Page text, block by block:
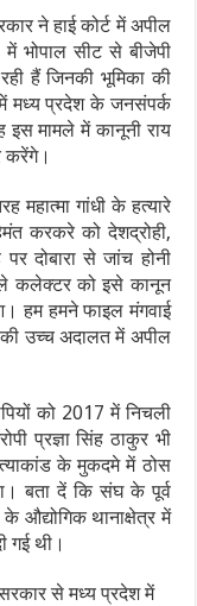
ने हाई कोर्ट में अपील
भोपाल सीट से बीजेपी
रही हैं जिनकी भूमिका की
मध्य प्रदेश के जनसंपर्क
इस मामले में कानूनी राय
करेंगे।
महात्मा गांधी के हत्यारे
करकरे को देशद्रोही,
दोबारा से जांच होनी
कलेक्टर को इसे कानून
हम हमने फाइल मंगवाई
उच्च अदालत में अपील
को 2017 में निचली
प्रज्ञा सिंह ठाकुर भी
के मुकदमे में ठोस
बता दें कि संघ के पूर्व
औद्योगिक थानाक्षेत्र में
गई थी।
से मध्य प्रदेश में